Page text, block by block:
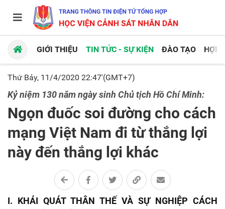
GIỚI THIỆU TIN TỨC - SỰ KIỆN ĐÀO TẠO HỢP
Thứ Bảy, 11/4/2020 22:47'(GMT+7)
Kỷ niệm 130 năm ngày sinh Chủ tịch Hồ Chí Minh:
Ngọn đuốc soi đường cho cách
mạng Việt Nam đi từ thắng lợi
này đến thắng lợi khác
I. KHÁI QUÁT THÂN THẾ VÀ SỰ NGHIỆP CÁCH